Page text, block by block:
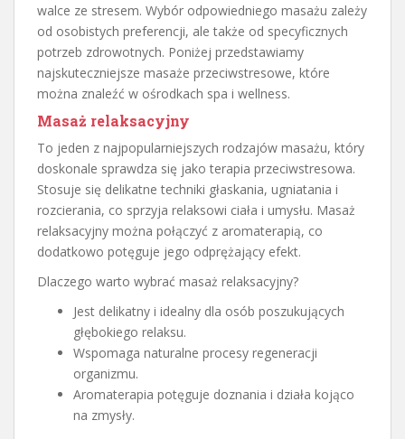
walce ze stresem. Wybór odpowiedniego masażu zależy
od osobistych preferencji, ale także od specyficznych
potrzeb zdrowotnych. Poniżej przedstawiamy
najskuteczniejsze masaże przeciwstresowe, które
można znaleźć w ośrodkach spa i wellness.
Masaż relaksacyjny
To jeden z najpopularniejszych rodzajów masażu, który
doskonale sprawdza się jako terapia przeciwstresowa.
Stosuje się delikatne techniki głaskania, ugniatania i
rozcierania, co sprzyja relaksowi ciała i umysłu. Masaż
relaksacyjny można połączyć z aromaterapią, co
dodatkowo potęguje jego odprężający efekt.
Dlaczego warto wybrać masaż relaksacyjny?
Jest delikatny i idealny dla osób poszukujących
głębokiego relaksu.
Wspomaga naturalne procesy regeneracji
organizmu.
Aromaterapia potęguje doznania i działa kojąco
na zmysły.